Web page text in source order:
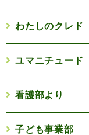
わたしのクレド
ユマニチュード
看護部より
子ども事業部